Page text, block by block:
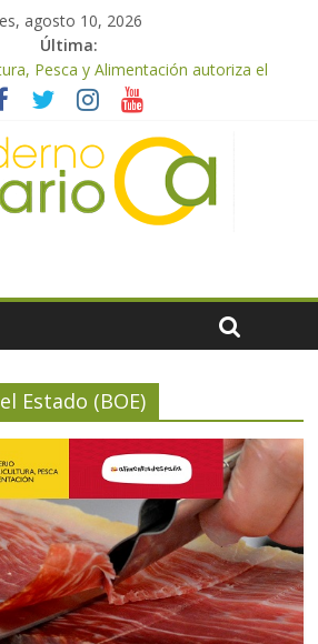
agosto 10, 2026
Última:
Pesca y Alimentación autoriza el
de ayudas de la PAC de
Pesca y Alimentación otorga los
a los mejores quesos 2026
una vendimia marcada por el
que obligará a muchos viticultores a
del sector
recolecciones de almendra
en los precios
Estado (BOE)